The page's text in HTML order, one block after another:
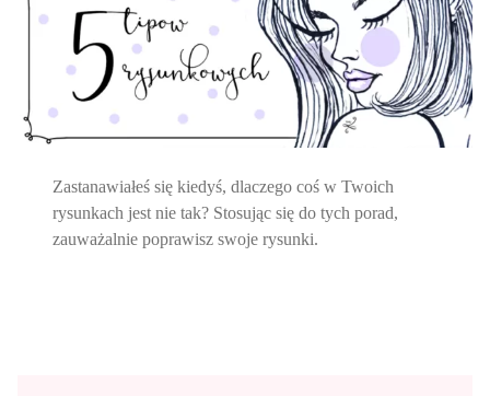
Zastanawiałeś się kiedyś, dlaczego coś w Twoich
rysunkach jest nie tak? Stosując się do tych porad,
zauważalnie poprawisz swoje rysunki.